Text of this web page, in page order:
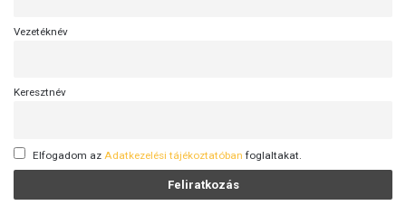
Vezetéknév
Keresztnév
Elfogadom az Adatkezelési tájékoztatóban foglaltakat.